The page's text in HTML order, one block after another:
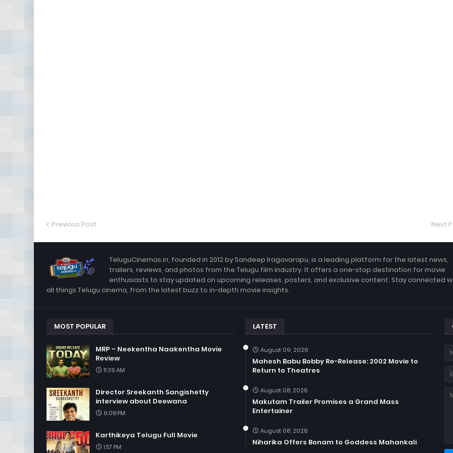
Previous Post Next
TeluguCinemas.in, founded in 2012 by Sandeep Iragavarapu, is a leading platform for the latest news,
trailers, reviews, and photos from the Telugu film industry. It offers a one-stop destination for movie
enthusiasts to stay updated on upcoming releases, posters, and exclusive content. Stay connected
all things Telugu cinema, from the latest buzz to in-depth movie insights.
MOST POPULAR
MRP – Neekentha Naakentha Movie
Review
11:39 AM
Director Sreekanth Sangishetty
interview about Deewana
6:08 PM
Karthikeya Telugu Full Movie
1:57 PM
LATEST
August 09, 2026
Mahesh Babu Bobby Re-Release: 2002 Movie to
Return to Theatres
August 08, 2026
Makutam Trailer Promises a Grand Mass
Entertainer
August 08, 2026
Niharika Offers Bonam to Goddess Mahankali